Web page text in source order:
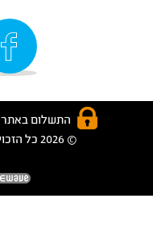
התשלום באתר CBook מאובטח בטכנולוגית SSL
© 2026 כל הזכויות שמורות